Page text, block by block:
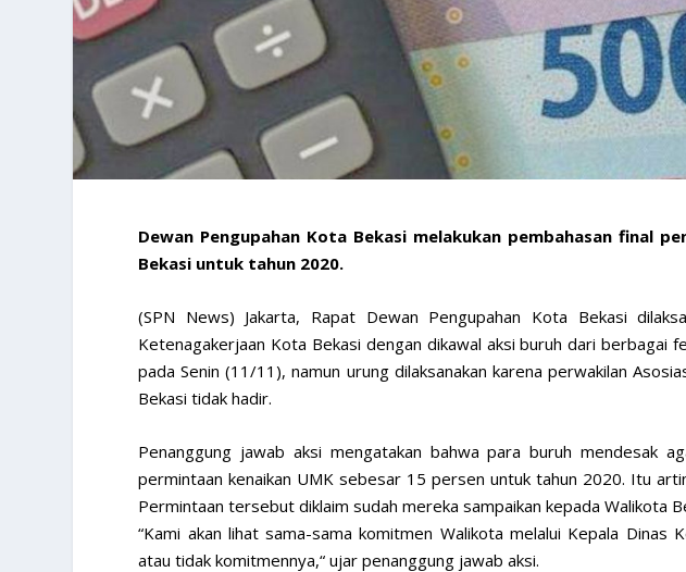
Dewan Pengupahan Kota Bekasi melakukan pembahasan final
Bekasi untuk tahun 2020.
(SPN News) Jakarta, Rapat Dewan Pengupahan Kota Bekasi
Ketenagakerjaan Kota Bekasi dengan dikawal aksi buruh dari berbagai
pada Senin (11/11), namun urung dilaksanakan karena perwakilan
Bekasi tidak hadir.
Penanggung jawab aksi mengatakan bahwa para buruh mendesak
permintaan kenaikan UMK sebesar 15 persen untuk tahun 2020. Itu
Permintaan tersebut diklaim sudah mereka sampaikan kepada Walikota
“Kami akan lihat sama-sama komitmen Walikota melalui Kepala Dinas
atau tidak komitmennya,“ ujar penanggung jawab aksi.